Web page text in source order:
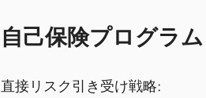
自己保険プログラム
直接リスク引き受け戦略: